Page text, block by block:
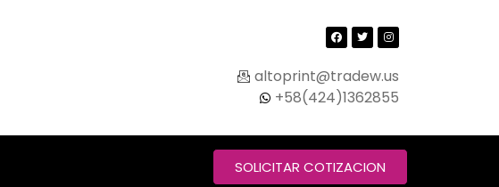
altoprint@tradew.us
+58(424)1362855
SOLICITAR COTIZACION